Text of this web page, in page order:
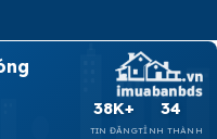
38K+
TIN ĐĂNG
34
TỈNH THÀNH